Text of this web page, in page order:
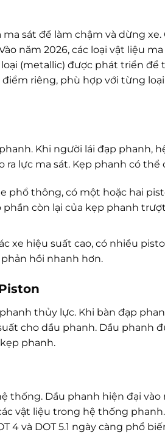
sát để làm chậm và dừng
năm 2026, các loại vật liệu
(metallic) được phát triển để
riêng, phù hợp với từng
Khi người lái đạp phanh,
lực ma sát. Kẹp phanh có thể
phổ thông, có một hoặc hai
còn lại của kẹp phanh
xe hiệu suất cao, có nhiều
hồi nhanh hơn.
thủy lực. Khi bàn đạp
cho dầu phanh. Dầu phanh
phanh.
Dầu phanh hiện đại vào
vật liệu trong hệ thống
4 và DOT 5.1 ngày càng phổ